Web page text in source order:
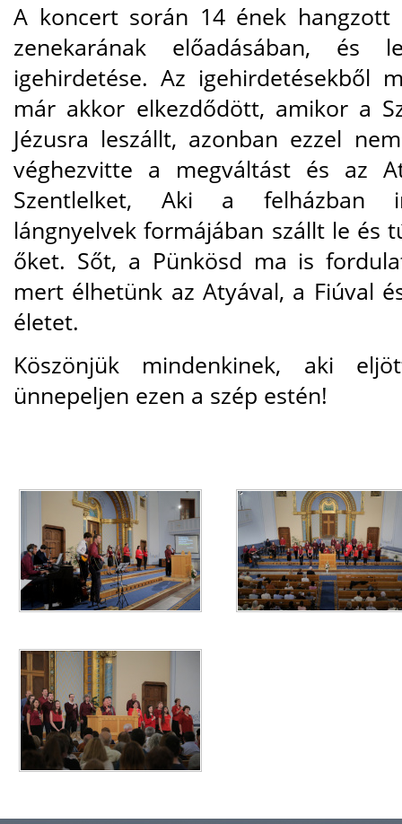
A koncert során 14 ének
zenekarának előadásában, és
igehirdetése. Az igehirdetésekből
már akkor elkezdődött, amikor a
Jézusra leszállt, azonban ezzel
véghezvitte a megváltást és az
Szentlelket, Aki a felházban
lángnyelvek formájában szállt le és
őket. Sőt, a Pünkösd ma is
mert élhetünk az Atyával, a Fiúval
életet.
Köszönjük mindenkinek, aki
ünnepeljen ezen a szép estén!